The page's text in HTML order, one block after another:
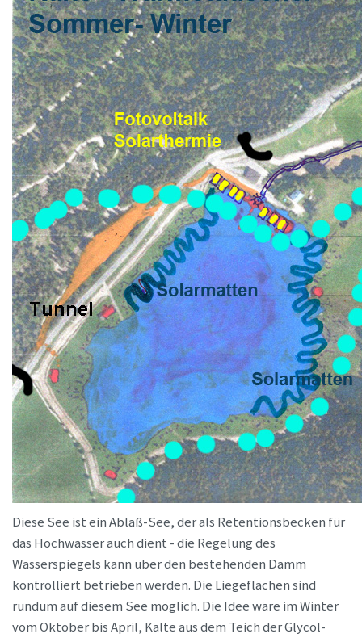
Diese See ist ein Ablaß-See, der als Retentionsbecken für
das Hochwasser auch dient - die Regelung des
Wasserspiegels kann über den bestehenden Damm
kontrolliert betrieben werden. Die Liegeflächen sind
rundum auf diesem See möglich. Die Idee wäre im Winter
vom Oktober bis April, Kälte aus dem Teich der Glycol-